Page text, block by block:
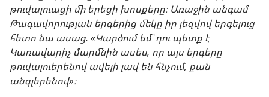
թուվալուացի մի երեցի խոսքերը։ Առաջին անգամ
Թագավորության երգերից մեկը իր լեզվով երգելուց
հետո նա ասաց. «Կարծում եմ՝ դու պետք է
Կառավարիչ մարմնին ասես, որ այս երգերը
թուվալուերենով ավելի լավ են հնչում, քան
անգլերենով»։